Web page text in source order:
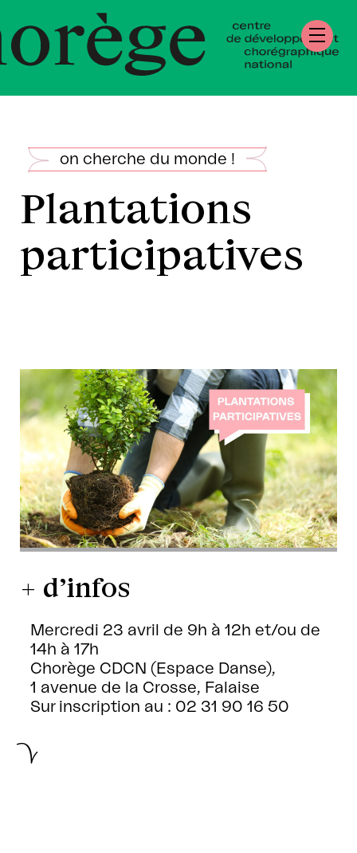
de
on cherche du monde !
Plantations
participatives
+ d’infos
Mercredi 23 avril de 9h à 12h et/ou de
14h à 17h
Chorège CDCN (Espace Danse),
1 avenue de la Crosse, Falaise
Sur inscription au : 02 31 90 16 50